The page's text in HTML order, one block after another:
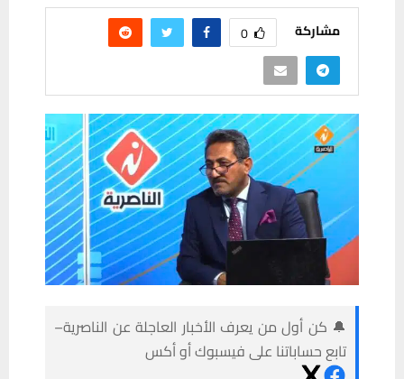
مشاركة 0
🔔 كن أول من يعرف الأخبار العاجلة عن الناصرية–
تابع حساباتنا على فيسبوك أو أكس